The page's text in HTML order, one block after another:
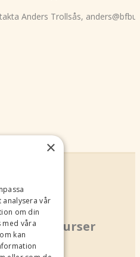
Anders Trollsås,
Kurser
×
analysera vår
om din
med våra
kan